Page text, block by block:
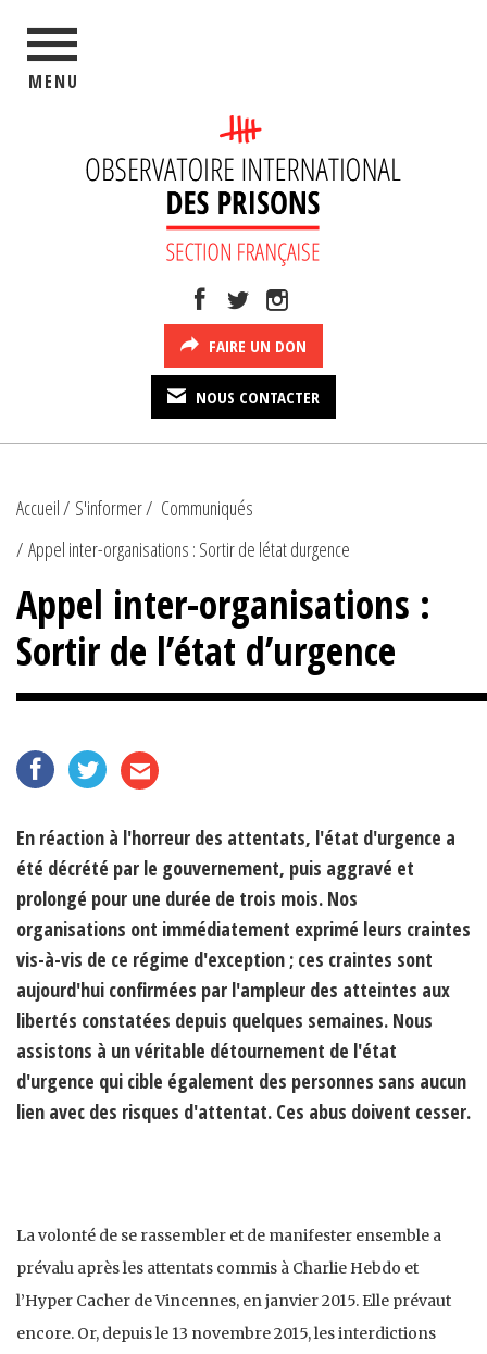
MENU
FAIRE UN DON
NOUS CONTACTER
Accueil S'informer
Communiqués
Appel inter-organisations : Sortir de létat durgence
Appel inter-organisations :
Sortir de l’état d’urgence
En réaction à l'horreur des attentats, l'état d'urgence a
été décrété par le gouvernement, puis aggravé et
prolongé pour une durée de trois mois. Nos
organisations ont immédiatement exprimé leurs craintes
vis-à-vis de ce régime d'exception ; ces craintes sont
aujourd'hui confirmées par l'ampleur des atteintes aux
libertés constatées depuis quelques semaines. Nous
assistons à un véritable détournement de l'état
d'urgence qui cible également des personnes sans aucun
lien avec des risques d'attentat. Ces abus doivent cesser.
La volonté de se rassembler et de manifester ensemble a
prévalu après les attentats commis à Charlie Hebdo et
l’Hyper Cacher de Vincennes, en janvier 2015. Elle prévaut
encore. Or, depuis le 13 novembre 2015, les interdictions